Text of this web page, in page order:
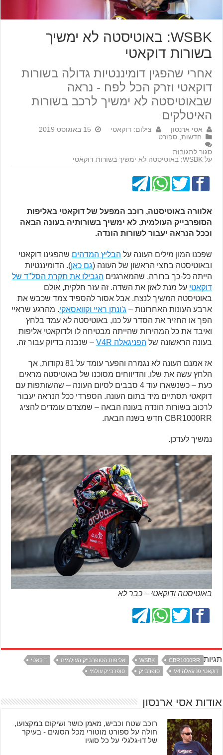
WSBK: באוטיסטה לא ימשיך
בשורות דוקאטי
אחרי שהפגין דומיננטיות גדולה בשורות
דוקאטי וזרק הכל לפח - נראה
שבאוטיסטה לא ימשיך לרכב בשורות
האיטלקים
אסי ארנסון צילום: דוקאטי
15 באוגוסט 2019
חדשות ,ספורט
סגור לתגובות
על WSBK: באוטיסטה לא ימשיך בשורות דוקאטי
אלוורה באוטיסטה, רוכב המפעל של דוקאטי באליפות
הסופרבייק העולמית, לא ימשיך בשורותיה בעונה הבאה
וככל הנראה יעבור לשורות הונדה.
שפכנו המון מילים העונה על הבליץ המדהים שהפגינו דוקאטי
ובאוטיסטה בחצי הראשון של העונה (גם כאן). הדומיננטיות
הייתה כל-כך ברורה, שהמארגנים הגבילו את תקרת הסל"ד של
דוקאטי על מנת לאזן את השדה. זה עזר חלקית, אולם
באוטיסטה המשיך לנצח. אבל אסור להספיד צמד שכבש את
ארבע העונות האחרונות – ג'ונתן ראיי וקוואסאקי. מהרגע שראיי
הפך או החזיר את הסדר על כנו, באוטיסטה לא עמד בלחץ
ואיבד את כל המהירות שהייתה מבטיחה לו ולדוקאטי אליפות
בעונה הראשונה של הפניגאלה V4R – שנבנה בדיוק עבור זה.
אז אמנם העונה לא נגמרה והפער עומד על 81 נקודות, אך
הלחץ עשה את שלו, והדיווחים מסוכנו של באוטיסטה מראים
כעת – כשנשארו עוד 4 סבבים לסיום העונה – שהשותפות עם
דוקאטי תסתיים מיד בתום העונה. הספרדי ככל הנראה יעבור
לרכוב בשורות הונדה בעונה הבאה – שמצדם עומדים להציג
CBR1000RR חדש בשנה הבאה.
נמשיך לעדכן.
באוטיסטה ודוקאטי – כבר לא
תגיות CBR1000RR
WSBK אליפות הסופרבייק העולמית
דוקאטי
דוקאטי פניגאלה V4
סופרבייק סופרבייק עולמי
אודות אסי ארנסון
רוכב שטח וכביש, מאמן כושר ושיקום במקצועו,
חולה על ספורט מוטורי מכל הסוגים - בעיקר
של דו-גלגלי על כל סוגיו